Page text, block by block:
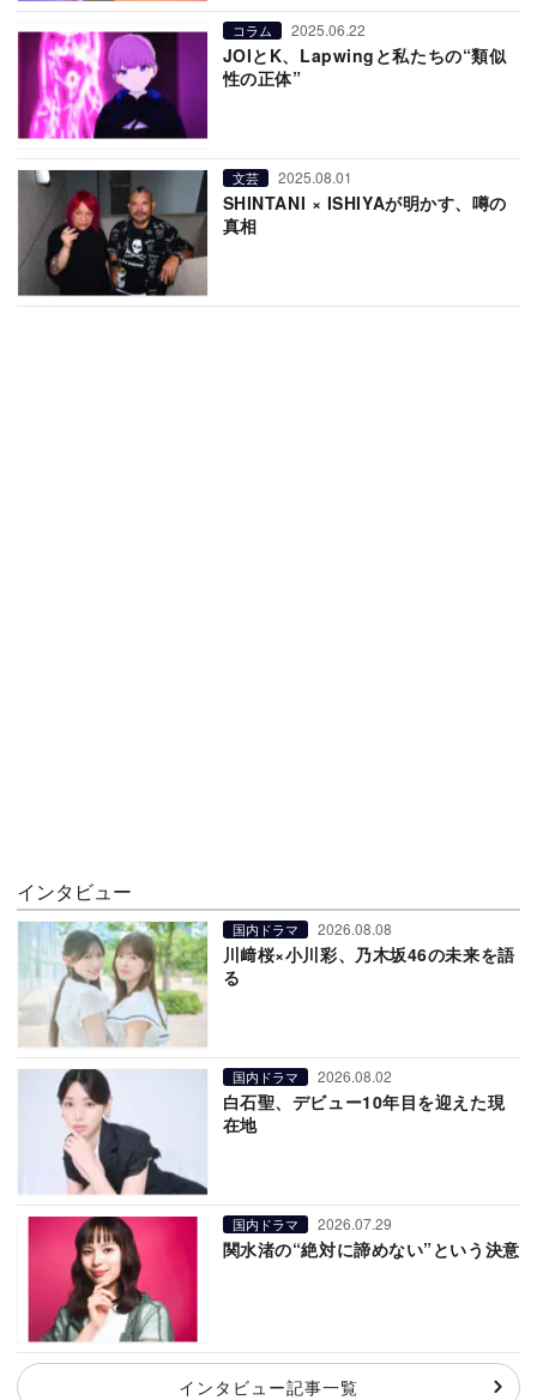
コラム 2025.06.22
JOIとK、Lapwingと私たちの“類似
性の正体”
文芸 2025.08.01
SHINTANI × ISHIYAが明かす、噂の
真相
インタビュー
国内ドラマ 2026.08.08
川﨑桜×小川彩、乃木坂46の未来を語
る
国内ドラマ 2026.08.02
白石聖、デビュー10年目を迎えた現
在地
国内ドラマ 2026.07.29
関水渚の“絶対に諦めない”という決意
インタビュー記事一覧